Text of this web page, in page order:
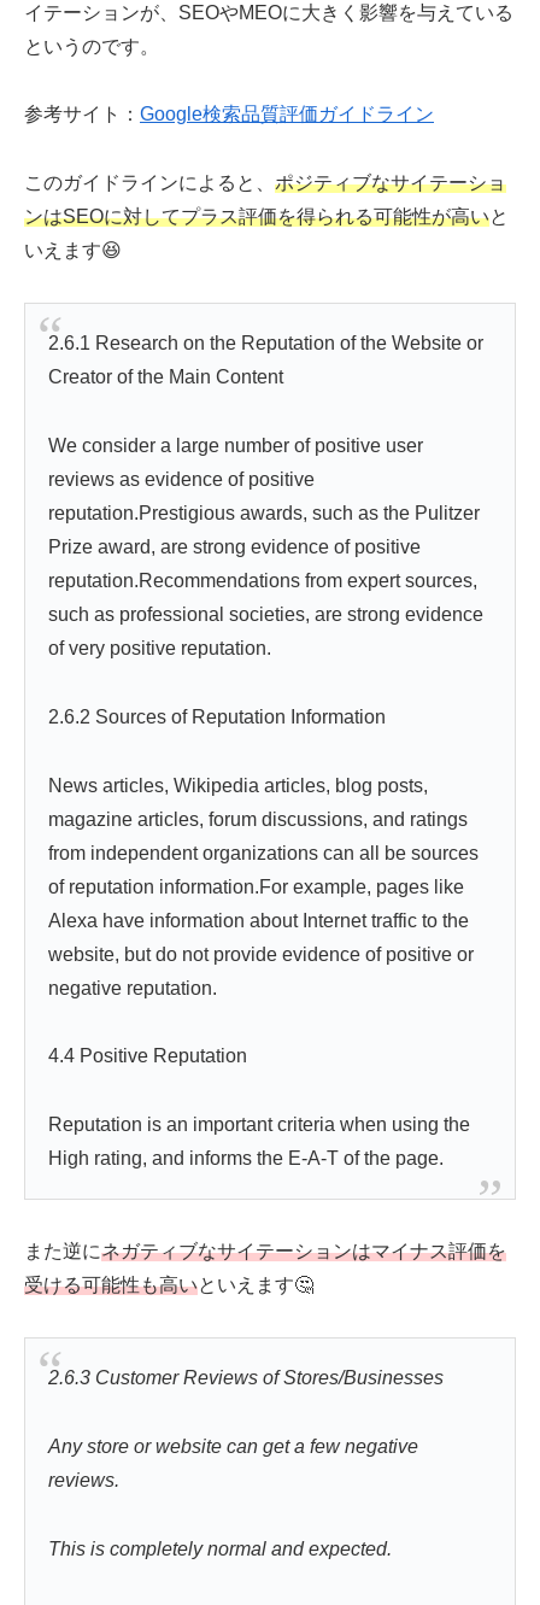
イテーションが、SEOやMEOに大きく影響を与えている
というのです。
参考サイト： Google検索品質評価ガイドライン
このガイドラインによると、 ポジティブなサイテーショ
ンはSEOに対してプラス評価を得られる可能性が高いと
いえます😆
2.6.1 Research on the Reputation of the Website or
Creator of the Main Content
We consider a large number of positive user
reviews as evidence of positive
reputation.Prestigious awards, such as the Pulitzer
Prize award, are strong evidence of positive
reputation.Recommendations from expert sources,
such as professional societies, are strong evidence
of very positive reputation.
2.6.2 Sources of Reputation Information
News articles, Wikipedia articles, blog posts,
magazine articles, forum discussions, and ratings
from independent organizations can all be sources
of reputation information.For example, pages like
Alexa have information about Internet traffic to the
website, but do not provide evidence of positive or
negative reputation.
4.4 Positive Reputation
Reputation is an important criteria when using the
High rating, and informs the E-A-T of the page.
また逆にネガティブなサイテーションはマイナス評価を
受ける可能性も高いといえます🤔
2.6.3 Customer Reviews of Stores/Businesses
Any store or website can get a few negative
reviews.
This is completely normal and expected.